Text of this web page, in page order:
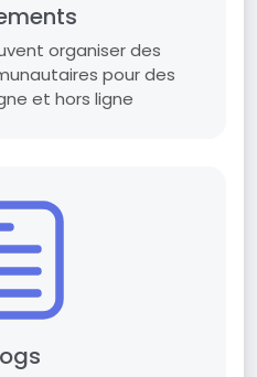
organiser des
pour des
et hors ligne